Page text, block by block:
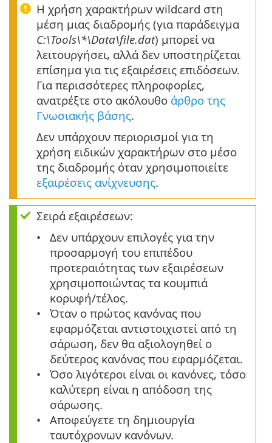
Η χρήση χαρακτήρων wildcard στη
μέση μιας διαδρομής (για παράδειγμα
C:\Tools\*\Data\file.dat) μπορεί να
λειτουργήσει, αλλά δεν υποστηρίζεται
επίσημα για τις εξαιρέσεις επιδόσεων.
Για περισσότερες πληροφορίες,
ανατρέξτε στο ακόλουθο άρθρο της
Γνωσιακής βάσης.
Δεν υπάρχουν περιορισμοί για τη
χρήση ειδικών χαρακτήρων στο μέσο
της διαδρομής όταν χρησιμοποιείτε
εξαιρέσεις ανίχνευσης.
Σειρά εξαιρέσεων:
Δεν υπάρχουν επιλογές για την
προσαρμογή του επιπέδου
προτεραιότητας των εξαιρέσεων
χρησιμοποιώντας τα κουμπιά
κορυφή/τέλος.
Όταν ο πρώτος κανόνας που
εφαρμόζεται αντιστοιχιστεί από τη
σάρωση, δεν θα αξιολογηθεί ο
δεύτερος κανόνας που εφαρμόζεται.
Όσο λιγότεροι είναι οι κανόνες, τόσο
καλύτερη είναι η απόδοση της
σάρωσης.
Αποφεύγετε τη δημιουργία
ταυτόχρονων κανόνων.